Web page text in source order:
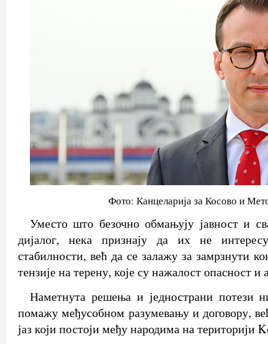
Фото: Канцеларија за Косово и
Уместо што безочно обмањују јавност и
дијалог, нека признају да их не
стабилности, већ да се залажу за замрзнути
тензије на терену, које су нажалост опасност и
Наметнута решења и једнострани потези
помажу међусобном разумевању и договору,
јаз који постоји међу народима на територији